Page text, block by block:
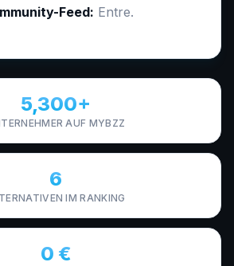
Feed: Entre.
5,300+
AUF MYBZZ
6
IM RANKING
0 €